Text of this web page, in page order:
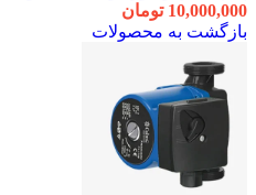
10,000,000 تومان
بازگشت به محصولات